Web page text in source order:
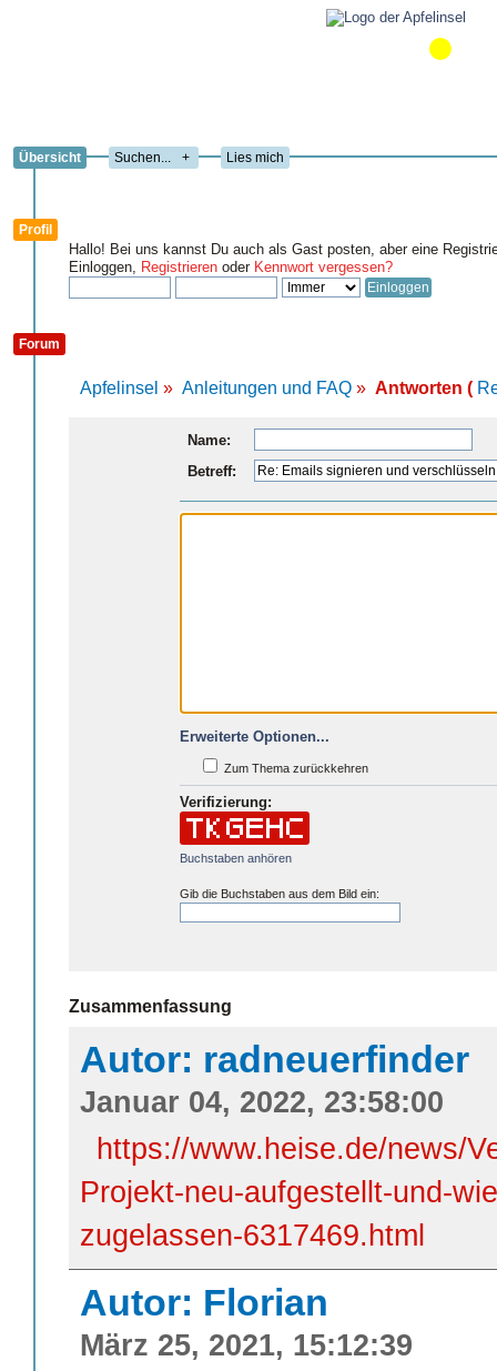
Übersicht + Lies mich
Profil
Hallo! Bei uns kannst Du auch als Gast posten, aber eine
Einloggen, Registrieren oder Kennwort vergessen?
Forum
Apfelinsel » Anleitungen und FAQ » Antworten (
Name:
Betreff:
Erweiterte Optionen...
Zum Thema zurückkehren
Verifizierung:
Buchstaben anhören
Gib die Buchstaben aus dem Bild ein:
Zusammenfassung
Autor: radneuerfinder
Januar 04, 2022, 23:58:00
https://www.heise.de/news/
Projekt-neu-aufgestellt-und-
zugelassen-6317469.html
Autor: Florian
März 25, 2021, 15:12:39